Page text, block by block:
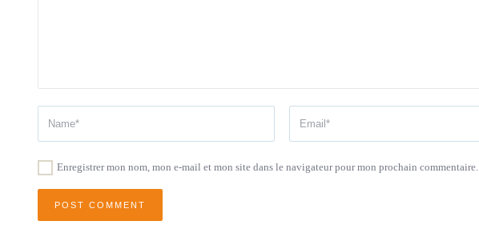
Enregistrer mon nom, mon e-mail et mon site dans le navigateur pour mon prochain commentaire.